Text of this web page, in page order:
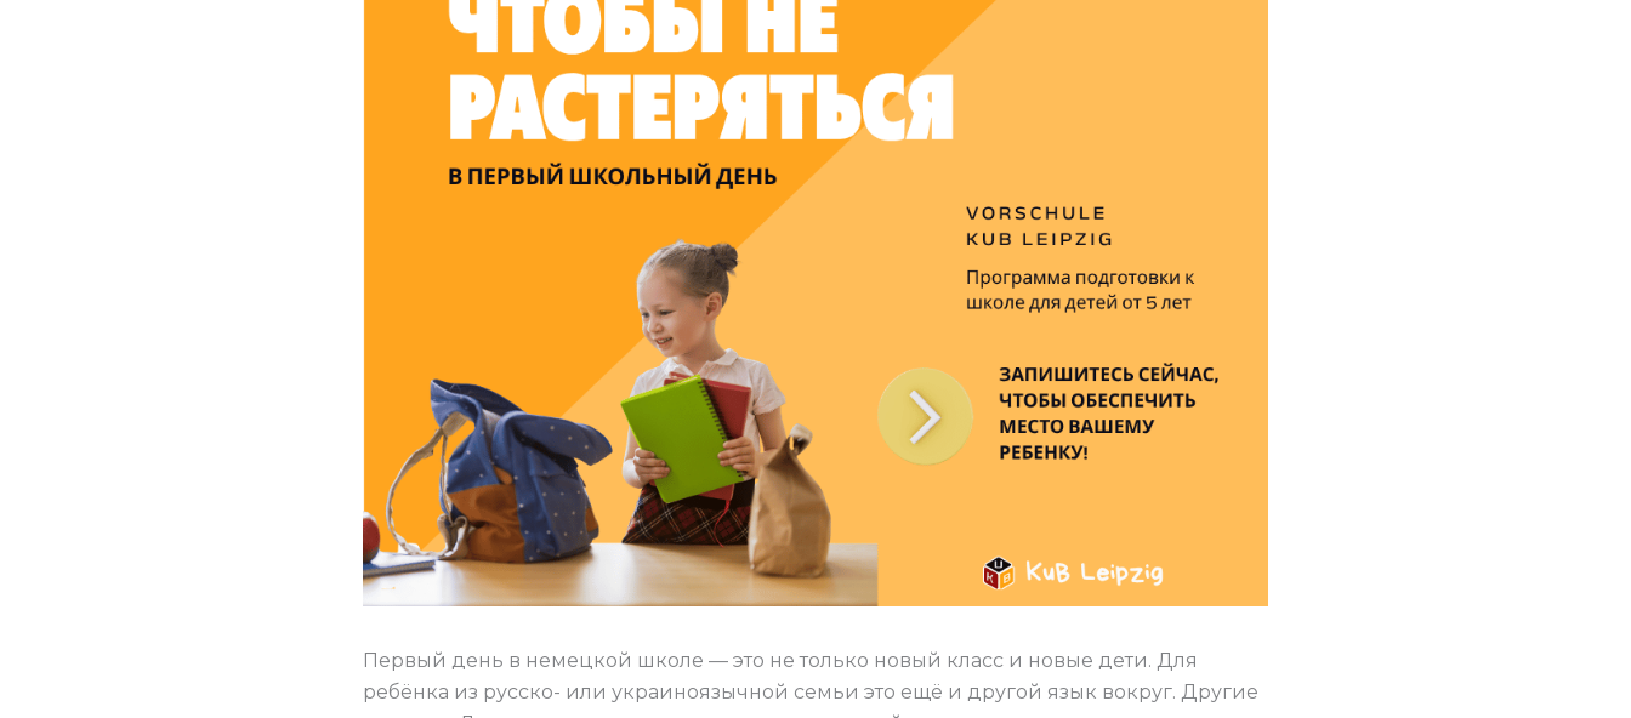
Первый день в немецкой школе — это не только новый класс и новые дети. Для
ребёнка из русско- или украиноязычной семьи это ещё и другой язык вокруг. Другие